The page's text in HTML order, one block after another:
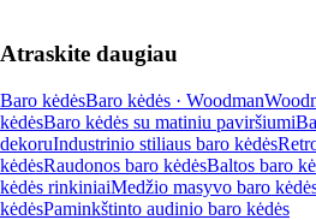
Atraskite daugiau
Baro kėdėsBaro kėdės · Woodman
kėdėsBaro kėdės su matiniu paviršiumi
dekoruIndustrinio stiliaus baro kėdės
kėdėsRaudonos baro kėdėsBaltos baro
kėdės rinkiniaiMedžio masyvo baro
kėdėsPaminkštinto audinio baro kėdės